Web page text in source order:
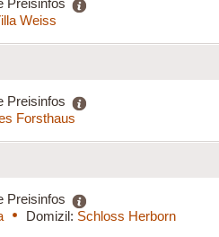
Weiss
Preisinfos
Forsthaus
Preisinfos
Domizil: Schloss Herborn